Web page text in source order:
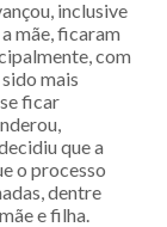
inclusive
mãe, ficaram
com
mais
ficar
que a
o processo
dentre
e filha.